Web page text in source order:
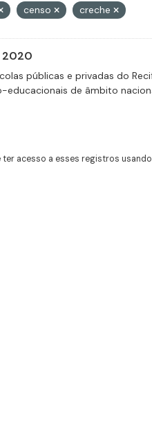
censo creche
2020
públicas e privadas do
de âmbito
acesso a esses registros